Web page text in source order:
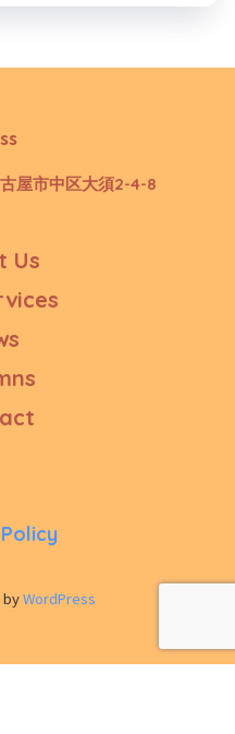
屋市中区大須2-4-8
Us
byWordPress